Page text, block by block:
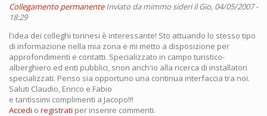
Collegamento permanente Inviato damimmo sideriil Gio, 04/05/2007 -
18:29
l'idea dei colleghi torinesi è interessante! Sto attuando lo stesso tipo
di informazione nella mia zona e mi metto a disposizione per
approfondimenti e contatti. Specializzato in campo turistico-
alberghiero ed enti pubblici, snon anch'io alla ricerca di installatori
specializzati. Penso sia opportuno una continua interfaccia tra noi.
Saluti Claudio, Enrico e Fabio
e tantissimi complimenti a Jacopo!!!
Accedi o registrati per inserire commenti.